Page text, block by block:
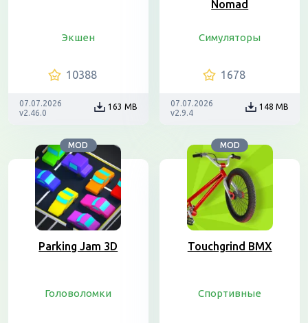
Экшен
10388
07.07.2026
v2.46.0
163 MB
Nomad
Симуляторы
1678
07.07.2026
v2.9.4
148 MB
MOD
Parking Jam 3D
Головоломки
MOD
Touchgrind BMX
Спортивные